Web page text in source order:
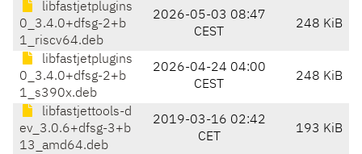
libfastjetplugins
0_3.4.0+dfsg-2+b
1_riscv64.deb
2026-05-03 08:47
CEST
248 KiB
libfastjetplugins
0_3.4.0+dfsg-2+b
1_s390x.deb
2026-04-24 04:00
CEST
248 KiB
libfastjettools-d
ev_3.0.6+dfsg-3+b
13_amd64.deb
2019-03-16 02:42
CET
193 KiB